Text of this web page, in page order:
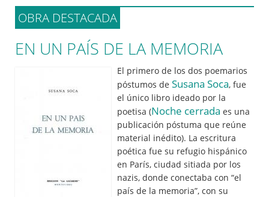
OBRA DESTACADA
EN UN PAÍS DE LA MEMORIA
El primero de los dos poemarios
póstumos de Susana Soca, fue
el único libro ideado por la
poetisa (Noche cerrada es una
publicación póstuma que reúne
material inédito). La escritura
poética fue su refugio hispánico
en París, ciudad sitiada por los
nazis, donde conectaba con “el
país de la memoria”, con su